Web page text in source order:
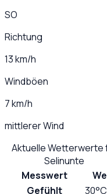
SO
Richtung
13 km/h
Windböen
7 km/h
mittlerer Wind
Aktuelle Wetterwerte
Selinunte
Messwert
Gefühlt
30°C